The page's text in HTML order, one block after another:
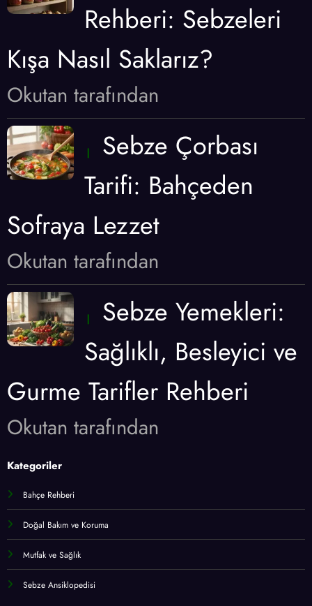
Rehberi: Sebzeleri
Kışa Nasıl Saklarız?
Okutan tarafından
Sebze Çorbası
Tarifi: Bahçeden
Sofraya Lezzet
Okutan tarafından
Sebze Yemekleri:
Sağlıklı, Besleyici ve
Gurme Tarifler Rehberi
Okutan tarafından
Kategoriler
Bahçe Rehberi
Doğal Bakım ve Koruma
Mutfak ve Sağlık
Sebze Ansiklopedisi